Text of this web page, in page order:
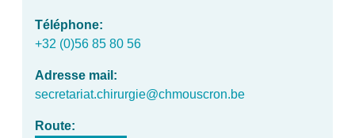
Téléphone
+32 (0)56 85 80 56
Adresse mail
secretariat.chirurgie@chmouscron.be
Route